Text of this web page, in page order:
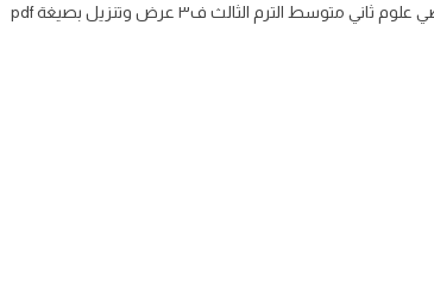
اختبار تشخيصي مادة العلوم للصف الثاني المتوسط الفصل الدراسي الثالث 1446 تحميل اسئلة اختبار تشخيصي علوم ثاني متوسط الترم الثالث ف٣ عرض وتنزيل بصيغة pdf